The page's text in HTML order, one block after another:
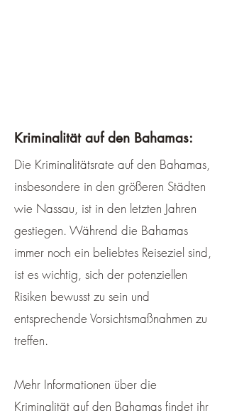
Kriminalität auf den Bahamas:
Die Kriminalitätsrate auf den Bahamas,
insbesondere in den größeren Städten
wie Nassau, ist in den letzten Jahren
gestiegen. Während die Bahamas
immer noch ein beliebtes Reiseziel sind,
ist es wichtig, sich der potenziellen
Risiken bewusst zu sein und
entsprechende Vorsichtsmaßnahmen zu
treffen.
Mehr Informationen über die
Kriminalität auf den Bahamas findet ihr